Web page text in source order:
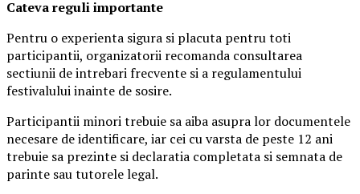
Cateva reguli importante
Pentru o experienta sigura si placuta pentru toti
participantii, organizatorii recomanda consultarea
sectiunii de intrebari frecvente si a regulamentului
festivalului inainte de sosire.
Participantii minori trebuie sa aiba asupra lor documentele
necesare de identificare, iar cei cu varsta de peste 12 ani
trebuie sa prezinte si declaratia completata si semnata de
parinte sau tutorele legal.